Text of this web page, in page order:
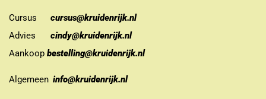
Cursus
cursus@kruidenrijk.nl
Advies
cindy@kruidenrijk.nl
Aankoop bestelling@kruidenrijk.nl
Algemeen info@kruidenrijk.nl